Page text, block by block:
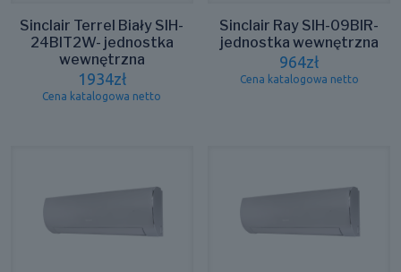
Sinclair Terrel Biały SIH-
24BIT2W- jednostka
wewnętrzna
1934zł
Cena katalogowa netto
Sinclair Ray SIH-09BIR-
jednostka wewnętrzna
964zł
Cena katalogowa netto